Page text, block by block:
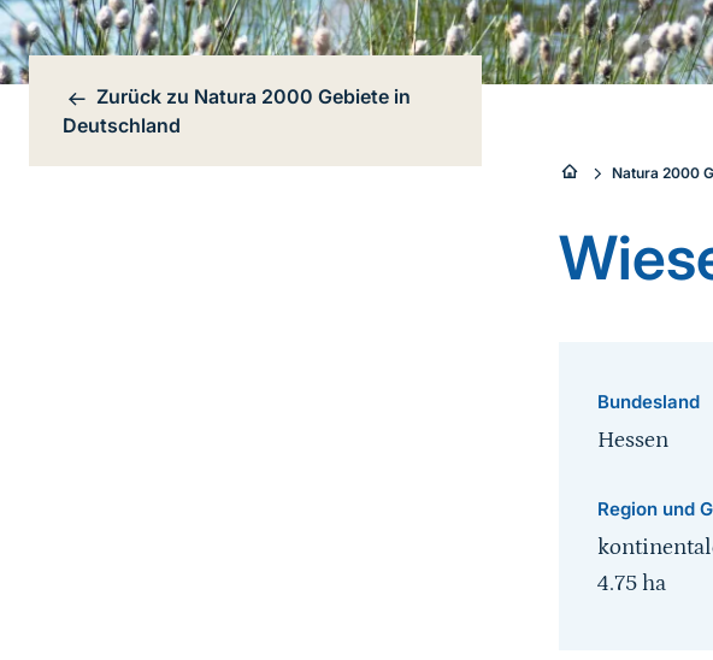
Bereichsnavigation
Zurück zu Natura 2000 Gebiete in
Deutschland
Sie
sind
hier:
Natura 2000
Bundesland
Hessen
Region und
4.75ha